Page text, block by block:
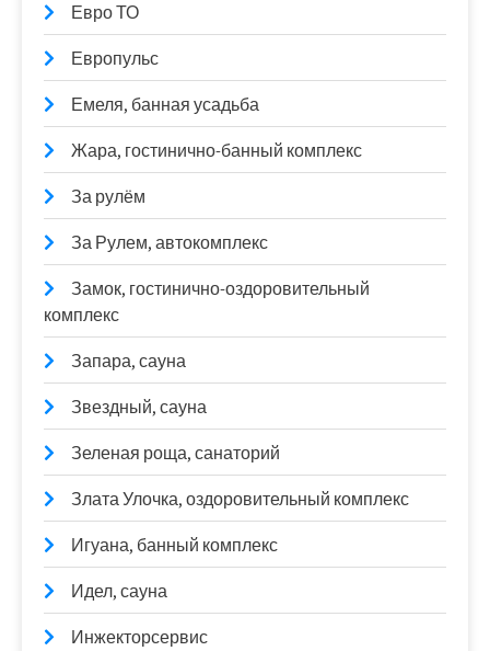
Евро ТО
Европульс
Емеля, банная усадьба
Жара, гостинично-банный комплекс
За рулём
За Рулем, автокомплекс
Замок, гостинично-оздоровительный
комплекс
Запара, сауна
Звездный, сауна
Зеленая роща, санаторий
Злата Улочка, оздоровительный комплекс
Игуана, банный комплекс
Идел, сауна
Инжекторсервис